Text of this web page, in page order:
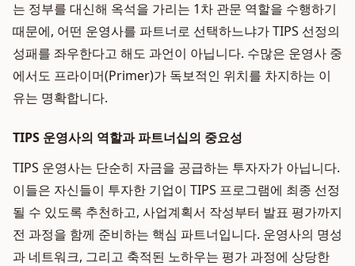
는 정부를 대신해 옥석을 가리는 1차 관문 역할을 수행하기
때문에, 어떤 운영사를 파트너로 선택하느냐가 TIPS 선정의
성패를 좌우한다고 해도 과언이 아닙니다. 수많은 운영사 중
에서도 프라이머(Primer)가 독보적인 위치를 차지하는 이
유는 명확합니다.
TIPS 운영사의 역할과 파트너십의 중요성
TIPS 운영사는 단순히 자금을 공급하는 투자자가 아닙니다.
이들은 자신들이 투자한 기업이 TIPS 프로그램에 최종 선정
될 수 있도록 추천하고, 사업계획서 작성부터 발표 평가까지
전 과정을 함께 준비하는 핵심 파트너입니다. 운영사의 명성
과 네트워크, 그리고 축적된 노하우는 평가 과정에 상당한